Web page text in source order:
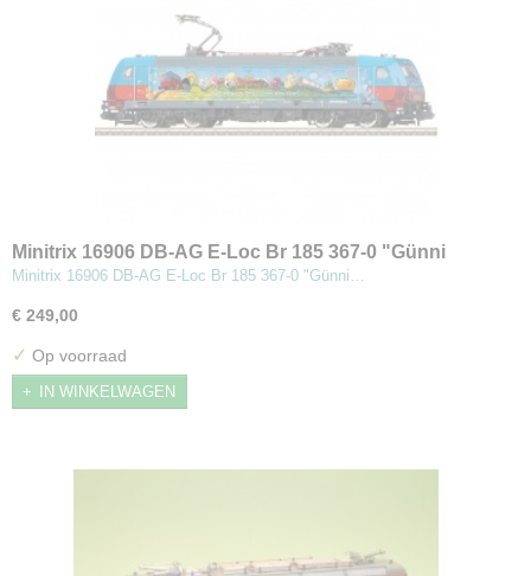
Minitrix 16906 DB-AG E-Loc Br 185 367-0 "Günni
Güterzug" Digitaal met Sound
Minitrix 16906 DB-AG E-Loc Br 185 367-0 "Günni…
€ 249,00
✓ Op voorraad
IN WINKELWAGEN